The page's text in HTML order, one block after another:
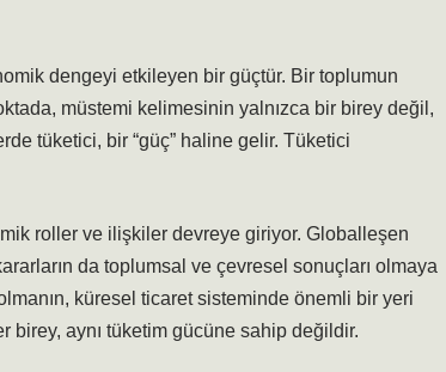
dengeyi etkileyen bir güçtür. Bir toplumun
müstemi kelimesinin yalnızca bir birey değil,
tüketici, bir “güç” haline gelir. Tüketici
roller ve ilişkiler devreye giriyor. Globalleşen
da toplumsal ve çevresel sonuçları olmaya
küresel ticaret sisteminde önemli bir yeri
birey, aynı tüketim gücüne sahip değildir.